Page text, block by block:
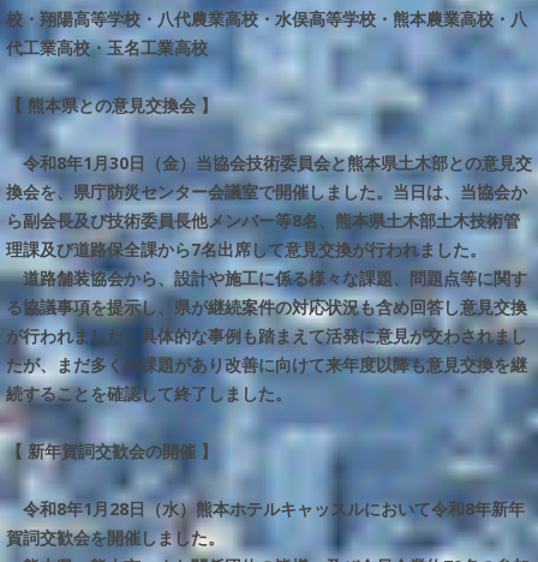
校・翔陽高等学校・八代農業高校・水俣高等学校・熊本農業高校・八
代工業高校・玉名工業高校
【 熊本県との意見交換会 】
令和8年1月30日（金）当協会技術委員会と熊本県土木部との意見交
換会を、県庁防災センター会議室で開催しました。当日は、当協会か
ら副会長及び技術委員長他メンバー等8名、熊本県土木部土木技術管
理課及び道路保全課から7名出席して意見交換が行われました。
道路舗装協会から、設計や施工に係る様々な課題、問題点等に関す
る協議事項を提示し、県が継続案件の対応状況も含め回答し意見交換
が行われました。具体的な事例も踏まえて活発に意見が交わされまし
たが、まだ多くの課題があり改善に向けて来年度以降も意見交換を継
続することを確認して終了しました。
【 新年賀詞交歓会の開催 】
令和8年1月28日（水）熊本ホテルキャッスルにおいて令和8年新年
賀詞交歓会を開催しました。